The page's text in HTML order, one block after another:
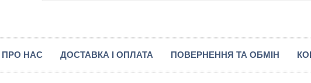
ПРО НАС ДОСТАВКА І ОПЛАТА ПОВЕРНЕННЯ ТА ОБМІН